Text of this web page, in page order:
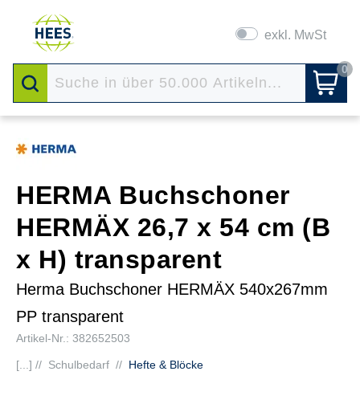
exkl. MwSt
0
HERMA Buchschoner
HERMÄX 26,7 x 54 cm (B
x H) transparent
Herma Buchschoner HERMÄX 540x267mm
PP transparent
Artikel-Nr.: 382652503
[...] // Schulbedarf // Hefte & Blöcke